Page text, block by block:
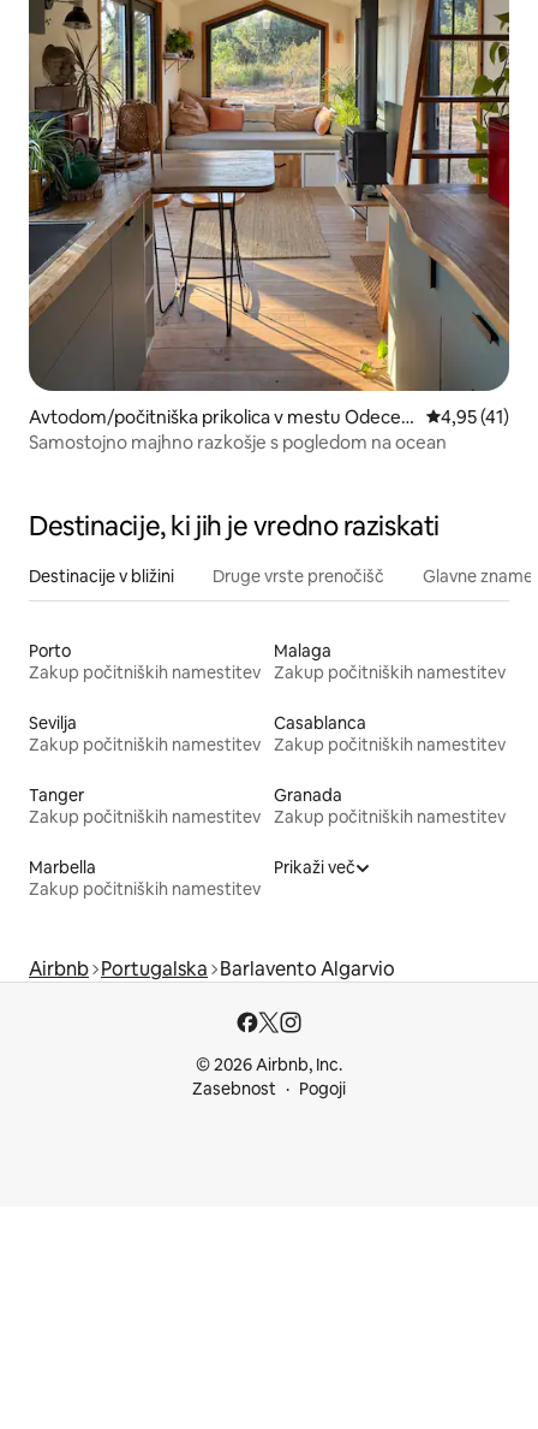
Avtodom/počitniška prikolica v mestu Odeceix
e
Povprečna
4,95 (41)
Samostojno majhno razkošje s pogledom na ocean
Destinacije, ki jih je vredno raziskati
Destinacije v bližini Druge vrste prenočišč Glavne
Porto
Zakup počitniških namestitev
Malaga
Zakup počitniških namestitev
Sevilja
Zakup počitniških namestitev
Casablanca
Zakup počitniških namestitev
Tanger
Zakup počitniških namestitev
Granada
Zakup počitniških namestitev
Marbella
Zakup počitniških namestitev
Prikaži več
Airbnb Portugalska Barlavento Algarvio
© 2026 Airbnb, Inc.
Zasebnost
Pogoji